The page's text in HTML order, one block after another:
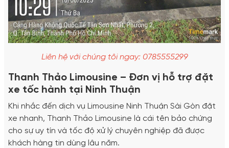
Liên hệ với chúng tôi ngay: 0785555299
Thanh Thảo Limousine – Đơn vị hỗ trợ đặt
xe tốc hành tại Ninh Thuận
Khi nhắc đến dịch vụ Limousine Ninh Thuận Sài Gòn đặt
xe nhanh, Thanh Thảo Limousine là cái tên bảo chứng
cho sự uy tín và tốc độ xử lý chuyên nghiệp đã được
khách hàng tin dùng lâu năm.